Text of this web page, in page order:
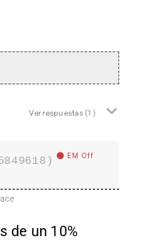
Ver respuestas(1)
EM Off
de un 10%